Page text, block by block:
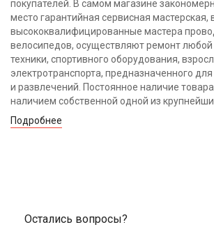
покупателей. В самом магазине
место гарантийная сервисная мастерская,
высококвалифицированные мастера
велосипедов, осуществляют ремонт
техники, спортивного оборудования,
электротранспорта, предназначенного
и развлечений. Постоянное наличие
наличием собственной одной из
Подробнее
Остались вопросы?